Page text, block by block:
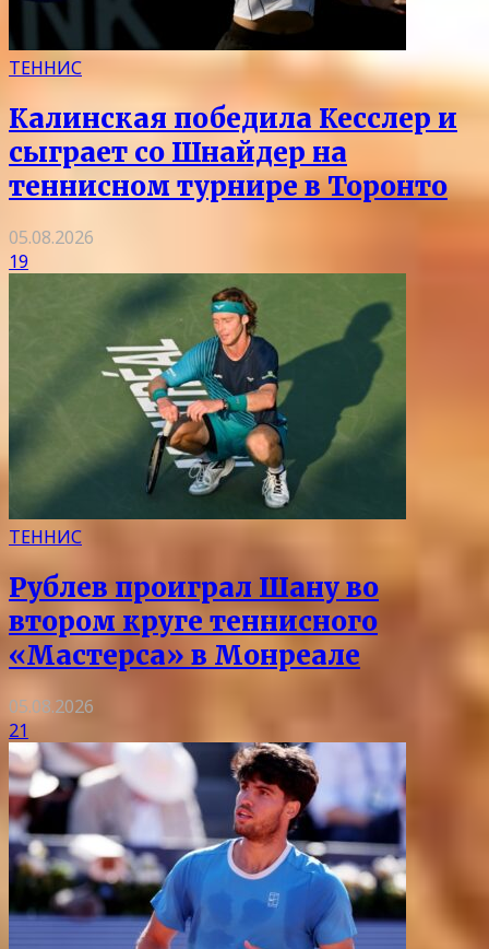
ТЕННИС
Калинская победила Кесслер и
сыграет со Шнайдер на
теннисном турнире в Торонто
05.08.2026
19
ТЕННИС
Рублев проиграл Шану во
втором круге теннисного
«Мастерса» в Монреале
05.08.2026
21